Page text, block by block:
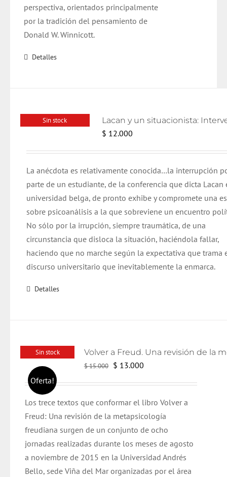
perspectiva, orientados principalmente
por la tradición del pensamiento de
Donald W. Winnicott.
Detalles
Sin stock
$ 12.000
La anécdota es relativamente conocida…la interrupción
parte de un estudiante, de la conferencia que dicta Lacan
universidad belga, de pronto exhibe y compromete una
sobre psicoanálisis a la que sobreviene un encuentro
No sólo por la irrupción, siempre traumática, de una
circunstancia que disloca la situación, haciéndola fallar,
haciendo que no marche según la expectativa que trama
discurso universitario que inevitablemente la enmarca.
Detalles
Sin stock
Oferta!
$15.000
El
era:
$ 15.000.
$ 13.000El
es:
$ 13.000.
Los trece textos que conformar el libro Volver a
Freud: Una revisión de la metapsicología
freudiana surgen de un conjunto de ocho
jornadas realizadas durante los meses de agosto
a noviembre de 2015 en la Universidad Andrés
Bello, sede Viña del Mar organizadas por el área